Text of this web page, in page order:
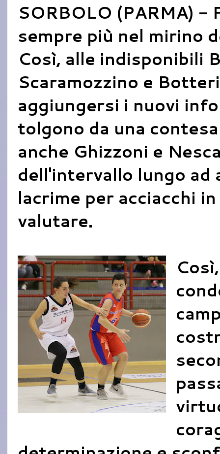
SORBOLO (PARMA) -
sempre più nel mirino
Così, alle indisponibili
Scaramozzino e
aggiungersi i nuovi
tolgono da una
anche Ghizzoni e
dell'intervallo lungo ad
lacrime per acciacchi
valutare.